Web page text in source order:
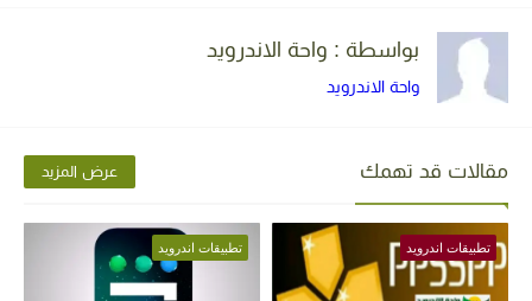
بواسطة : واحة الاندرويد
واحة الاندرويد
مقالات قد تهمك عرض المزيد
تطبيقات اندرويد تطبيقات اندرويد